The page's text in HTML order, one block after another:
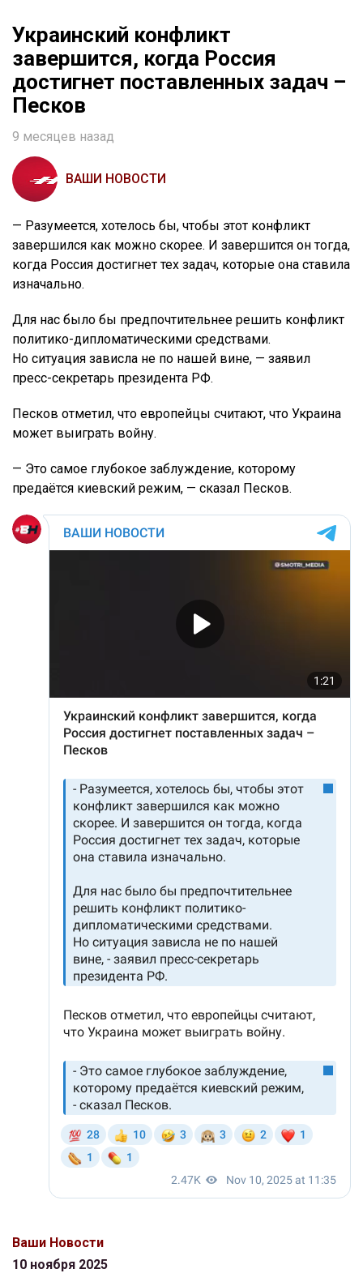
Украинский конфликт
завершится, когда Россия
достигнет поставленных задач –
Песков
9 месяцев назад
ВАШИ НОВОСТИ
— Разумеется, хотелось бы, чтобы этот конфликт
завершился как можно скорее. И завершится он тогда,
когда Россия достигнет тех задач, которые она ставила
изначально.
Для нас было бы предпочтительнее решить конфликт
политико-дипломатическими средствами.
Но ситуация зависла не по нашей вине, — заявил
пресс-секретарь президента РФ.
Песков отметил, что европейцы считают, что Украина
может выиграть войну.
— Это самое глубокое заблуждение, которому
предаётся киевский режим, — сказал Песков.
Ваши Новости
10 ноября 2025